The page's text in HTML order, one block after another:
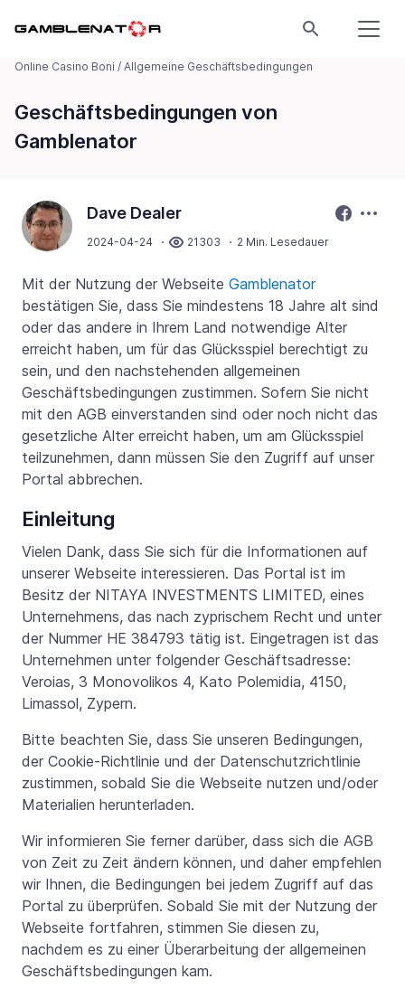
Online Casino Boni / Allgemeine Geschäftsbedingungen
Geschäftsbedingungen von
Gamblenator
Dave Dealer
2024-04-24 21303 2 Min. Lesedauer
Mit der Nutzung der Webseite Gamblenator
bestätigen Sie, dass Sie mindestens 18 Jahre alt sind
oder das andere in Ihrem Land notwendige Alter
erreicht haben, um für das Glücksspiel berechtigt zu
sein, und den nachstehenden allgemeinen
Geschäftsbedingungen zustimmen. Sofern Sie nicht
mit den AGB einverstanden sind oder noch nicht das
gesetzliche Alter erreicht haben, um am Glücksspiel
teilzunehmen, dann müssen Sie den Zugriff auf unser
Portal abbrechen.
Einleitung
Vielen Dank, dass Sie sich für die Informationen auf
unserer Webseite interessieren. Das Portal ist im
Besitz der NITAYA INVESTMENTS LIMITED, eines
Unternehmens, das nach zyprischem Recht und unter
der Nummer HE 384793 tätig ist. Eingetragen ist das
Unternehmen unter folgender Geschäftsadresse:
Veroias, 3 Monovolikos 4, Kato Polemidia, 4150,
Limassol, Zypern.
Bitte beachten Sie, dass Sie unseren Bedingungen,
der Cookie-Richtlinie und der Datenschutzrichtlinie
zustimmen, sobald Sie die Webseite nutzen und/oder
Materialien herunterladen.
Wir informieren Sie ferner darüber, dass sich die AGB
von Zeit zu Zeit ändern können, und daher empfehlen
wir Ihnen, die Bedingungen bei jedem Zugriff auf das
Portal zu überprüfen. Sobald Sie mit der Nutzung der
Webseite fortfahren, stimmen Sie diesen zu,
nachdem es zu einer Überarbeitung der allgemeinen
Geschäftsbedingungen kam.